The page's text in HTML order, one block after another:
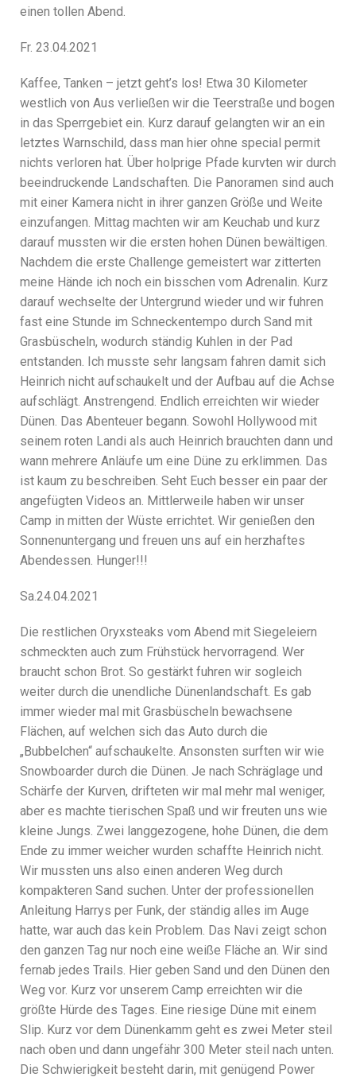
einen tollen Abend.
Fr. 23.04.2021
Kaffee, Tanken – jetzt geht’s los! Etwa 30 Kilometer
westlich von Aus verließen wir die Teerstraße und bogen
in das Sperrgebiet ein. Kurz darauf gelangten wir an ein
letztes Warnschild, dass man hier ohne special permit
nichts verloren hat. Über holprige Pfade kurvten wir durch
beeindruckende Landschaften. Die Panoramen sind auch
mit einer Kamera nicht in ihrer ganzen Größe und Weite
einzufangen. Mittag machten wir am Keuchab und kurz
darauf mussten wir die ersten hohen Dünen bewältigen.
Nachdem die erste Challenge gemeistert war zitterten
meine Hände ich noch ein bisschen vom Adrenalin. Kurz
darauf wechselte der Untergrund wieder und wir fuhren
fast eine Stunde im Schneckentempo durch Sand mit
Grasbüscheln, wodurch ständig Kuhlen in der Pad
entstanden. Ich musste sehr langsam fahren damit sich
Heinrich nicht aufschaukelt und der Aufbau auf die Achse
aufschlägt. Anstrengend. Endlich erreichten wir wieder
Dünen. Das Abenteuer begann. Sowohl Hollywood mit
seinem roten Landi als auch Heinrich brauchten dann und
wann mehrere Anläufe um eine Düne zu erklimmen. Das
ist kaum zu beschreiben. Seht Euch besser ein paar der
angefügten Videos an. Mittlerweile haben wir unser
Camp in mitten der Wüste errichtet. Wir genießen den
Sonnenuntergang und freuen uns auf ein herzhaftes
Abendessen. Hunger!!!
Sa.24.04.2021
Die restlichen Oryxsteaks vom Abend mit Siegeleiern
schmeckten auch zum Frühstück hervorragend. Wer
braucht schon Brot. So gestärkt fuhren wir sogleich
weiter durch die unendliche Dünenlandschaft. Es gab
immer wieder mal mit Grasbüscheln bewachsene
Flächen, auf welchen sich das Auto durch die
„Bubbelchen“ aufschaukelte. Ansonsten surften wir wie
Snowboarder durch die Dünen. Je nach Schräglage und
Schärfe der Kurven, drifteten wir mal mehr mal weniger,
aber es machte tierischen Spaß und wir freuten uns wie
kleine Jungs. Zwei langgezogene, hohe Dünen, die dem
Ende zu immer weicher wurden schaffte Heinrich nicht.
Wir mussten uns also einen anderen Weg durch
kompakteren Sand suchen. Unter der professionellen
Anleitung Harrys per Funk, der ständig alles im Auge
hatte, war auch das kein Problem. Das Navi zeigt schon
den ganzen Tag nur noch eine weiße Fläche an. Wir sind
fernab jedes Trails. Hier geben Sand und den Dünen den
Weg vor. Kurz vor unserem Camp erreichten wir die
größte Hürde des Tages. Eine riesige Düne mit einem
Slip. Kurz vor dem Dünenkamm geht es zwei Meter steil
nach oben und dann ungefähr 300 Meter steil nach unten.
Die Schwierigkeit besteht darin, mit genügend Power